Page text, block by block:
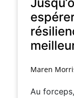
Maren
Au